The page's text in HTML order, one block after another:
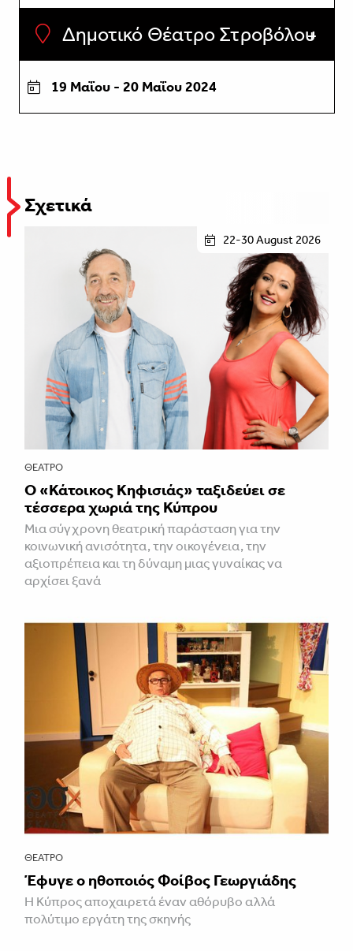
Δημοτικό Θέατρο Στροβόλου
19 Μαΐου - 20 Μαΐου 2024
Σχετικά
22-30 August 2026
ΘΈΑΤΡΟ
Ο «Κάτοικος Κηφισιάς» ταξιδεύει σε
τέσσερα χωριά της Κύπρου
Μια σύγχρονη θεατρική παράσταση για την
κοινωνική ανισότητα, την οικογένεια, την
αξιοπρέπεια και τη δύναμη μιας γυναίκας να
αρχίσει ξανά
ΘΈΑΤΡΟ
Έφυγε ο ηθοποιός Φοίβος Γεωργιάδης
Η Κύπρος αποχαιρετά έναν αθόρυβο αλλά
πολύτιμο εργάτη της σκηνής